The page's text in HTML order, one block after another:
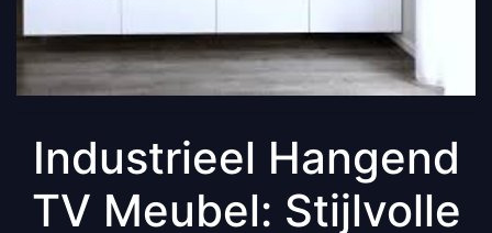
Industrieel Hangend
TV Meubel: Stijlvolle